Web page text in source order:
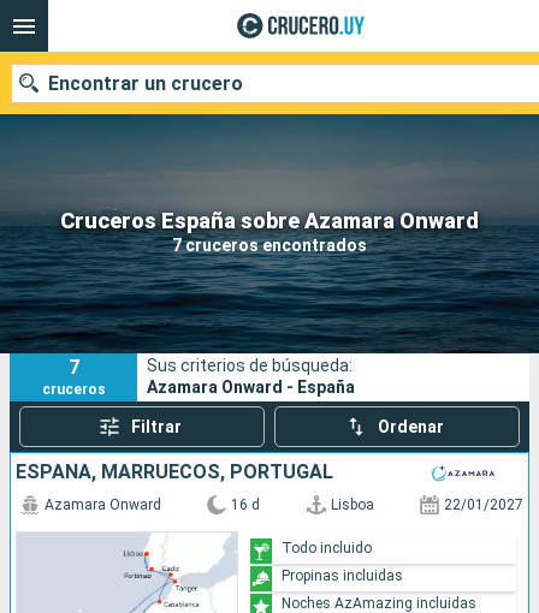
Cruceros España sobre Azamara Onward
7 cruceros encontrados
Encontrar un crucero
Nuestros destinos
Fecha de salida
Puertos Compañías
Buscar
7
cruceros
Sus criterios de búsqueda:
Azamara Onward - España
Filtrar Ordenar
ESPAÑA, MARRUECOS, PORTUGAL
Azamara Onward 16 d Lisboa 22/01/2027
Todo incluido
Propinas incluidas
Noches AzAmazing incluidas